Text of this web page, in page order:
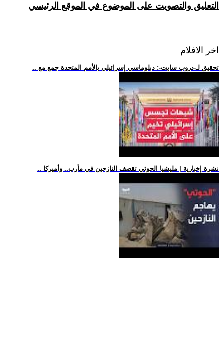
التعليق والتصويت على الموضوع في الموقع الرئيسي
اخر الافلام
.. تحقيق لـ-دروب سايت-: دبلوماسي إسرائيلي بالأمم المتحدة جمع مع
.. نشرة إخبارية | مليشيا الحوثي تقصف النازحين في مأرب.. وأميركا